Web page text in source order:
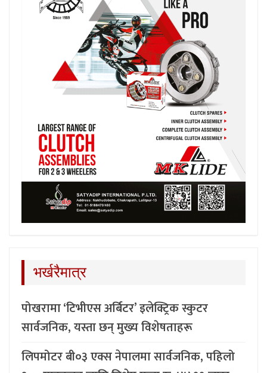
भर्खरैमात्र
पोखरामा ‘टिभीएस अर्बिटर’ इलेक्ट्रिक स्कुटर
सार्वजनिक, यस्ता छन् मुख्य विशेषताहरू
लिपमोटर बी०३ एक्स नेपालमा सार्वजनिक, पहिलो